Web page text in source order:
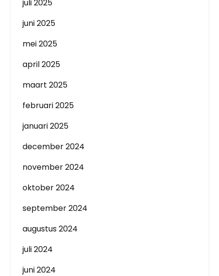
juli 2025
juni 2025
mei 2025
april 2025
maart 2025
februari 2025
januari 2025
december 2024
november 2024
oktober 2024
september 2024
augustus 2024
juli 2024
juni 2024